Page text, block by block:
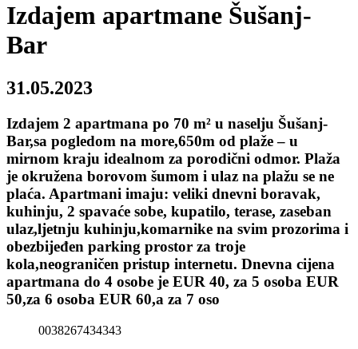
Izdajem apartmane Šušanj-
Bar
31.05.2023
Izdajem 2 apartmana po 70 m² u naselju Šušanj-
Bar,sa pogledom na more,650m od plaže – u
mirnom kraju idealnom za porodični odmor. Plaža
je okružena borovom šumom i ulaz na plažu se ne
plaća. Apartmani imaju: veliki dnevni boravak,
kuhinju, 2 spavaće sobe, kupatilo, terase, zaseban
ulaz,ljetnju kuhinju,komarnike na svim prozorima i
obezbijeđen parking prostor za troje
kola,neograničen pristup internetu. Dnevna cijena
apartmana do 4 osobe je EUR 40, za 5 osoba EUR
50,za 6 osoba EUR 60,a za 7 oso
0038267434343